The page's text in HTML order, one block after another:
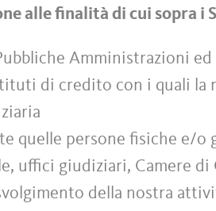
alle finalità di cui sopra i
Amministrazioni
di credito con i quali la
quelle persone fisiche e/o
uffici giudiziari, Camere
della nostra